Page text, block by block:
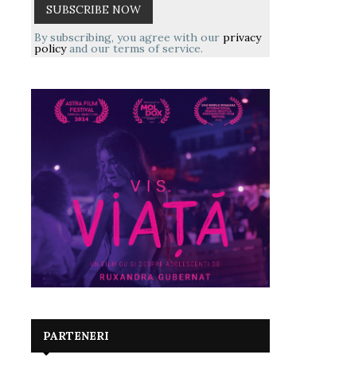
By subscribing, you agree with our privacy
policyand our terms of service.
PARTENERI